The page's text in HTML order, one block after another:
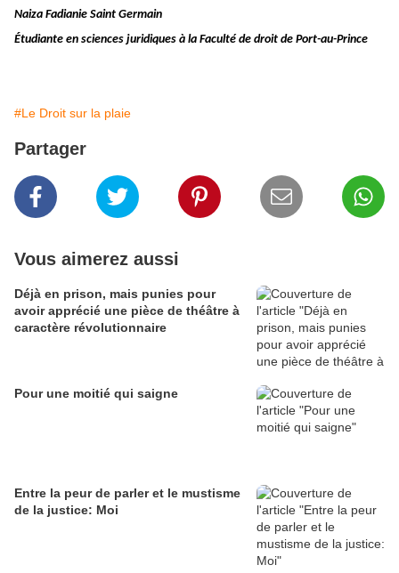
Naiza Fadianie Saint Germain
Étudiante en sciences juridiques à la Faculté de droit de Port-au-Prince
#Le Droit sur la plaie
Partager
Vous aimerez aussi
Déjà en prison, mais punies pour
avoir apprécié une pièce de théâtre à
caractère révolutionnaire
Pour une moitié qui saigne
Entre la peur de parler et le mustisme
de la justice: Moi